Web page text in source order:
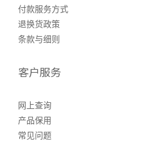
付款服务方式
退换货政策
条款与细则
客户服务
网上查询
产品保用
常见问题